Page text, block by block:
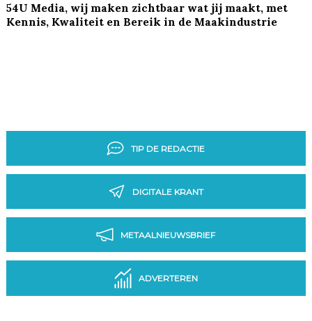
54U Media, wij maken zichtbaar wat jij maakt, met
Kennis, Kwaliteit en Bereik in de Maakindustrie
TIP DE REDACTIE
DIGITALE KRANT
METAALNIEUWSBRIEF
ADVERTEREN